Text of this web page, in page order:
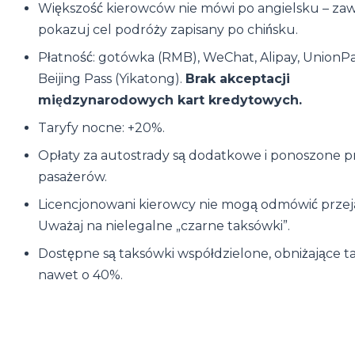
Większość kierowców nie mówi po angielsku –
pokazuj cel podróży zapisany po chińsku.
Płatność: gotówka (RMB), WeChat, Alipay,
Beijing Pass (Yikatong). Brak akceptacji
międzynarodowych kart kredytowych.
Taryfy nocne: +20%.
Opłaty za autostrady są dodatkowe i ponoszone
pasażerów.
Licencjonowani kierowcy nie mogą odmówić
Uważaj na nielegalne „czarne taksówki”.
Dostępne są taksówki współdzielone, obniżające
nawet o 40%.